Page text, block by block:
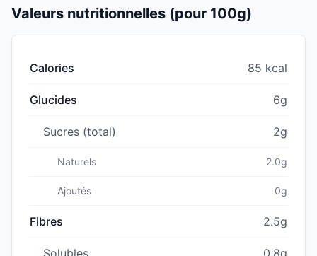
Valeurs nutritionnelles (pour 100g)
Calories 85 kcal
Glucides 6g
Sucres (total) 2g
Naturels 2.0g
Ajoutés 0g
Fibres 2.5g
Solubles 0.8g